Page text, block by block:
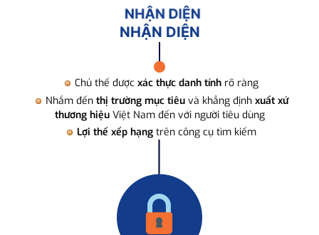
NHẬN DIỆN
Chủ thể được xác thực danh tính rõ ràng
Nhắm đến thị trường mục tiêuvà khẳng định xuất xứ
thương hiệuViệt Nam đến với người tiêu dùng
Lợi thế xếp hạng trên công cụ tìm kiếm